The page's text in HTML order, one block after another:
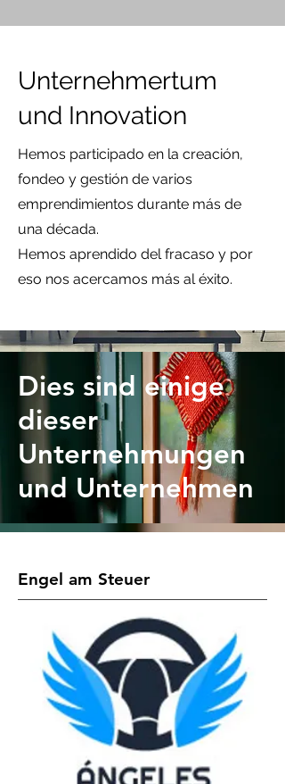
Unternehmertum
und Innovation
Hemos participado en la creación,
fondeo y gestión de varios
emprendimientos durante más de
una década.
Hemos aprendido del fracaso y por
eso nos acercamos más al éxito.
Dies sind einige
dieser
Unternehmungen
und Unternehmen
Engel am Steuer